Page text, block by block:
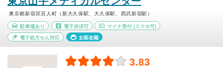
東京都新宿区百人町（新大久保駅、大久保駅、西武新宿駅）
駐車場あり 電子決済可 マイナ受付 (スマホ可)
電子処方せん対応 女医在籍
3.83